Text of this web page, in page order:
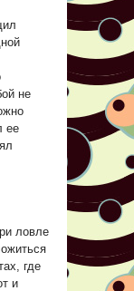
не
ее
ловле
где
и